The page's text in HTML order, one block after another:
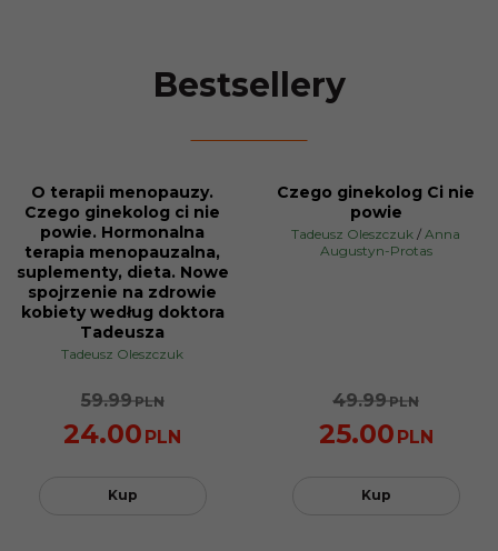
Bestsellery
BESTSELLER
PROMOCJA
O terapii menopauzy.
Czego ginekolog ci nie
powie. Hormonalna
terapia menopauzalna,
suplementy, dieta. Nowe
spojrzenie na zdrowie
kobiety według doktora
Tadeusza
Tadeusz Oleszczuk
59.99PLN
24.00 PLN
Kup
Czego ginekolog Ci nie
powie
Tadeusz Oleszczuk / Anna
Augustyn-Protas
49.99PLN
25.00 PLN
Kup